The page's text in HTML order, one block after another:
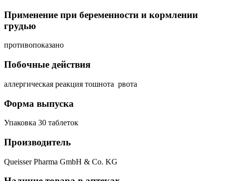
Применение при беременности и кормлении
грудью
противопоказано
Побочные действия
аллергическая реакция тошнота рвота
Форма выпуска
Упаковка 30 таблеток
Производитель
Queisser Pharma GmbH & Co. KG